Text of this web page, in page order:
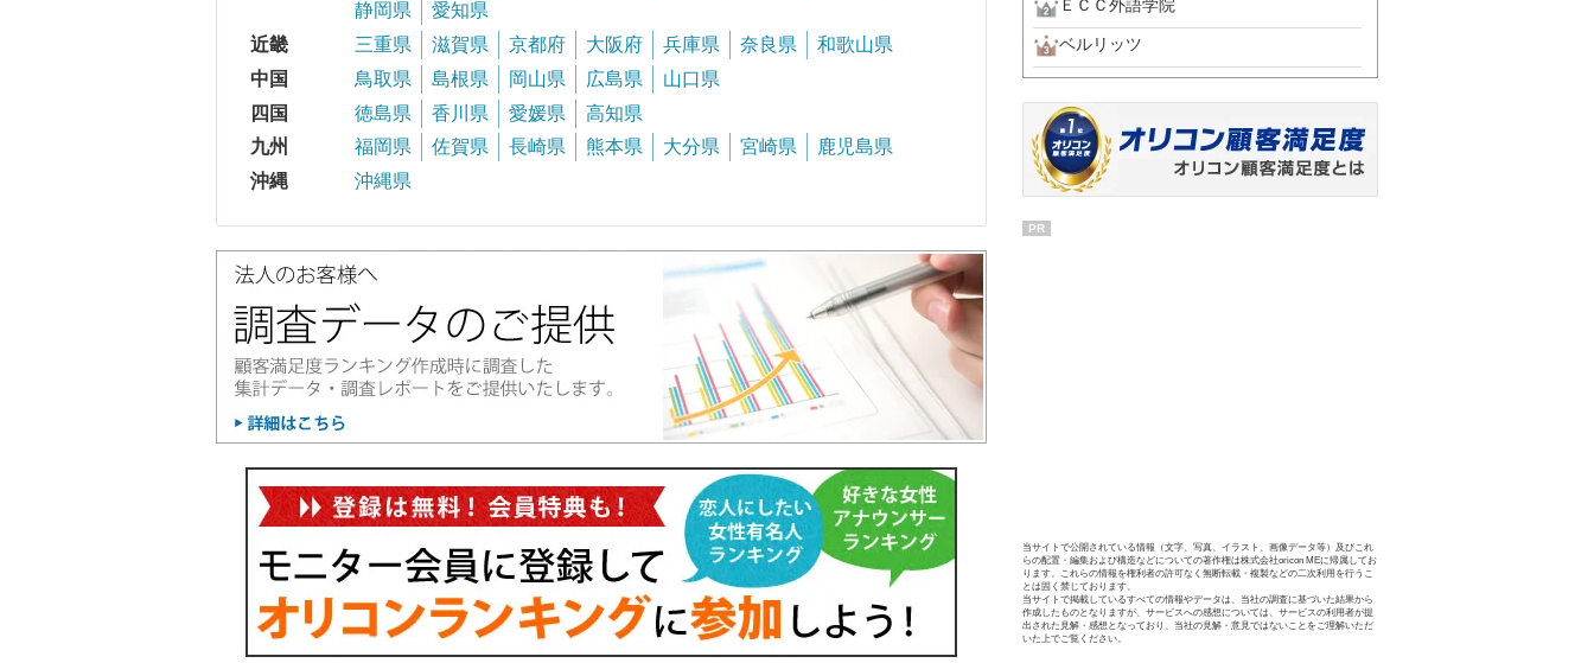
静岡県
愛知県
近畿
三重県 滋賀県 京都府 大阪府 兵庫県 奈良県
和歌山県
中国
鳥取県 島根県 岡山県 広島県
山口県
四国
徳島県 香川県 愛媛県
高知県
九州
福岡県 佐賀県 長崎県 熊本県 大分県 宮崎県
鹿児島県
沖縄
沖縄県
ＥＣＣ外語学院
ベルリッツ
PR
当サイトで公開されている情報（文字、写真、イラスト、画像データ等）及びこれ
らの配置・編集および構造などについての著作権は株式会社oricon MEに帰属してお
ります。これらの情報を権利者の許可なく無断転載・複製などの二次利用を行うこ
とは固く禁じております。
当サイトで掲載しているすべての情報やデータは、当社の調査に基づいた結果から
作成したものとなりますが、サービスへの感想については、サービスの利用者が提
出された見解・感想となっており、当社の見解・意見ではないことをご理解いただ
いた上でご覧ください。